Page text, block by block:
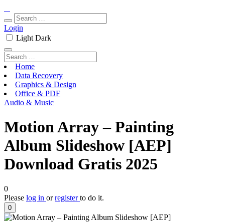
Login
Light Dark
Home
Data Recovery
Graphics & Design
Office & PDF
Audio & Music
Motion Array – Painting
Album Slideshow [AEP]
Download Gratis 2025
0
Please log in orregisterto do it.
0